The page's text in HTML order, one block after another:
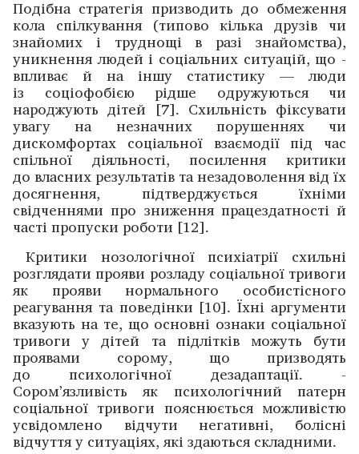
Подібна стратегія призводить до обмеження
кола спілкування (типово кілька друзів чи
знайомих і труднощі в разі знайомства),
уникнення ­людей і соціальних ситуацій, що ­
впливає й на іншу статистику — люди
із соціофобією ­рідше одружуються чи
народжують дітей [7]. Схильність фіксувати
увагу на незначних порушеннях чи
дискомфортах ­соціальної взаємо­дії під час
спільної діяльності, ­посилення критики
до власних результатів та незадоволення від їх
досягнення, підтверджується їхніми
свідченнями про зниження працездатності й
часті пропуски роботи [12].
Критики нозологічної психіатрії схильні
розглядати прояви розладу соціальної тривоги
як прояви нормального особистісного
реагування та поведінки [10]. Їхні ­аргументи
вказують на те, що основні ознаки соціальної
тривоги у дітей та підлітків можуть бути
проявами сорому, що призводять
до психологічної дезадаптації. ­
Сором’язливість як психологічний патерн
соціальної тривоги ­пояснюється можливістю
усвідомлено відчути негативні, болісні
відчуття у ситуаціях, які здаються складними.